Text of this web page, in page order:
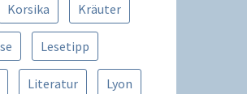
Korsika Kräuter
Lesetipp
Literatur Lyon